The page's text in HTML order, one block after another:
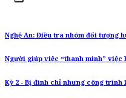
Nghệ An: Điều tra nhóm đối tượng
Người giúp việc “thanh minh” việc
Kỳ 2 - Bị đình chỉ nhưng công trình